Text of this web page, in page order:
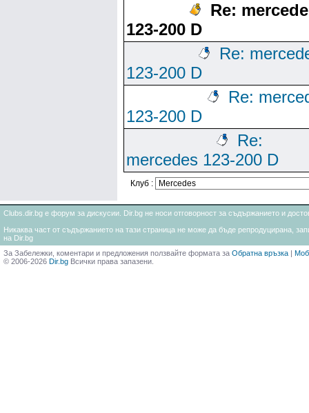
Re:
123-200 D
Re:
123-200 D
Re:
123-200 D
Re:
mercedes 123-200 D
Клуб :
Clubs.dir.bg е форум за дискусии. Dir.bg не носи отговорност за съдържанието и
Никаква част от съдържанието на тази страница не може да бъде репродуцирана,
на Dir.bg
За Забележки, коментари и предложения ползвайте формата за Обратна връзка |
© 2006-2026 Dir.bg Всички права запазени.